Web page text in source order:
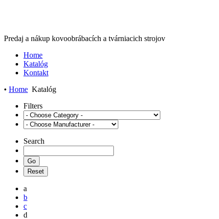
Predaj a nákup kovoobrábacích a tvárniacich strojov
Home
Katalóg
Kontakt
• Home Katalóg
Filters
Search
a
b
c
d